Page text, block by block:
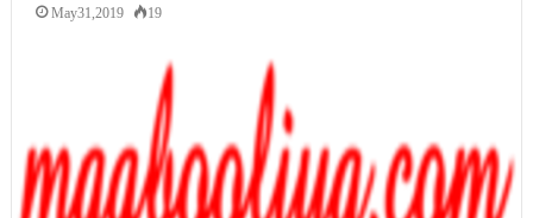
May 31, 2019 19